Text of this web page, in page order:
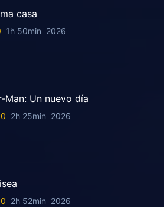
casa
1h 50min 2026
Man: Un nuevo día
2h 25min 2026
2h 52min 2026